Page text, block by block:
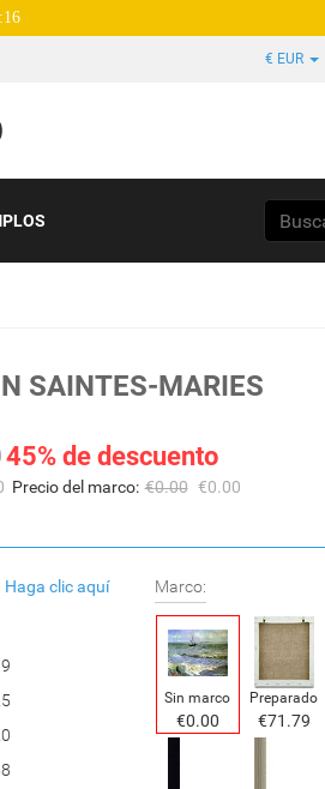
€ EUR
SAINTES-MARIES
45% de descuento
Precio del marco: €0.00 €0.00
Haga clic aquí Marco:
Sin marco
€0.00
Preparado
€71.79